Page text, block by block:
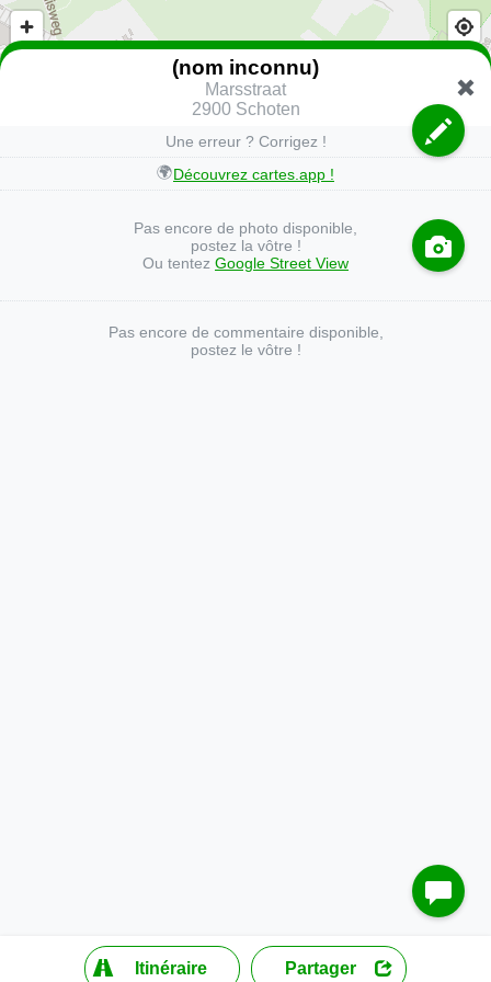
MapLibre OpenStreetMap contributors
(nom inconnu)
Marsstraat
2900 Schoten
Une erreur ? Corrigez !
🌍Découvrez cartes.app !
Pas encore de photo disponible,
postez la vôtre !
Ou tentez Google Street View
Pas encore de commentaire disponible,
postez le vôtre !
Itinéraire Partager